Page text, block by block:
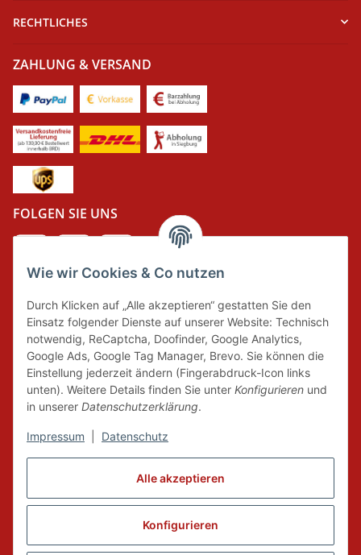
Alle akzeptieren
Konfigurieren
Wie wir Cookies & Co nutzen
Durch Klicken auf „Alle akzeptieren“ gestatten Sie den
Einsatz folgender Dienste auf unserer Website: Technisch
notwendig, ReCaptcha, Doofinder, Google Analytics,
Google Ads, Google Tag Manager, Brevo. Sie können die
Einstellung jederzeit ändern (Fingerabdruck-Icon links
unten). Weitere Details finden Sie unter Konfigurieren und
in unserer Datenschutzerklärung.
Impressum Datenschutz
RECHTLICHES
ZAHLUNG & VERSAND
FOLGEN SIE UNS
Wir tragen Verantwortung und erfüllen unsere
Pflichten zur Systembeteiligung nach dem
Verpackungsgesetz.
FAIRCOMMERCE
Wir sind seit 04.12.2015 Mitglied der Initiative
Vertrag widerrufen